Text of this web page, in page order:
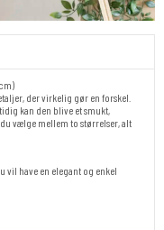
der virkelig gør en forskel.
kan den blive et smukt,
vælge mellem to størrelser, alt
vil have en elegant og enkel